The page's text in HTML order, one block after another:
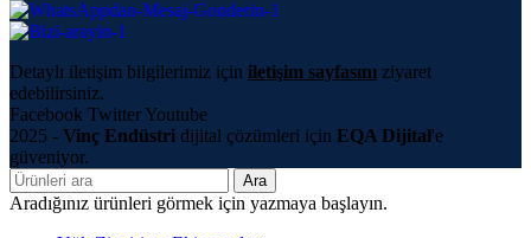
Detaylı iletişim bilgilerimiz için iletişim sayfasını ziyaret
edebilirsiniz.
Facebook TwitterYoutube
2025 - Vinç Endüstri dijital çözümleri için EQA Dijital'e
güveniyor.
Ara
Aradığınız ürünleri görmek için yazmaya başlayın.